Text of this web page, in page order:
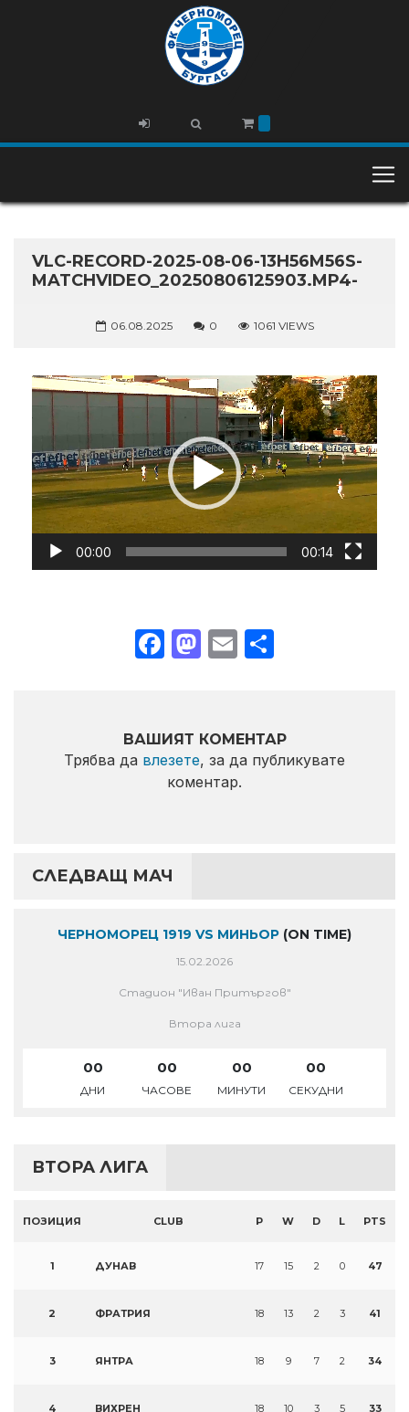
VLC-RECORD-2025-08-06-13H56M56S-
MATCHVIDEO_20250806125903.MP4-
06.08.2025 0 1061 VIEWS
Видео
00:00 00:14
Facebook
Mastodon
Email
ВАШИЯТ КОМЕНТАР
Трябва да влезете, за да публикувате
коментар.
СЛЕДВАЩ МАЧ
ЧЕРНОМОРЕЦ 1919 VS МИНЬОР (ON TIME)
15.02.2026
Стадион "Иван Притъргов"
Втора лига
00
ДНИ
00
ЧАСОВЕ
00
МИНУТИ
00
СЕКУДНИ
ВТОРА ЛИГА
ПОЗИЦИЯ CLUB P W D L PTS
1 ДУНАВ 17 15 2 0 47
2 ФРАТРИЯ 18 13 2 3 41
3 ЯНТРА 18 9 7 2 34
4 ВИХРЕН 18 10 3 5 33